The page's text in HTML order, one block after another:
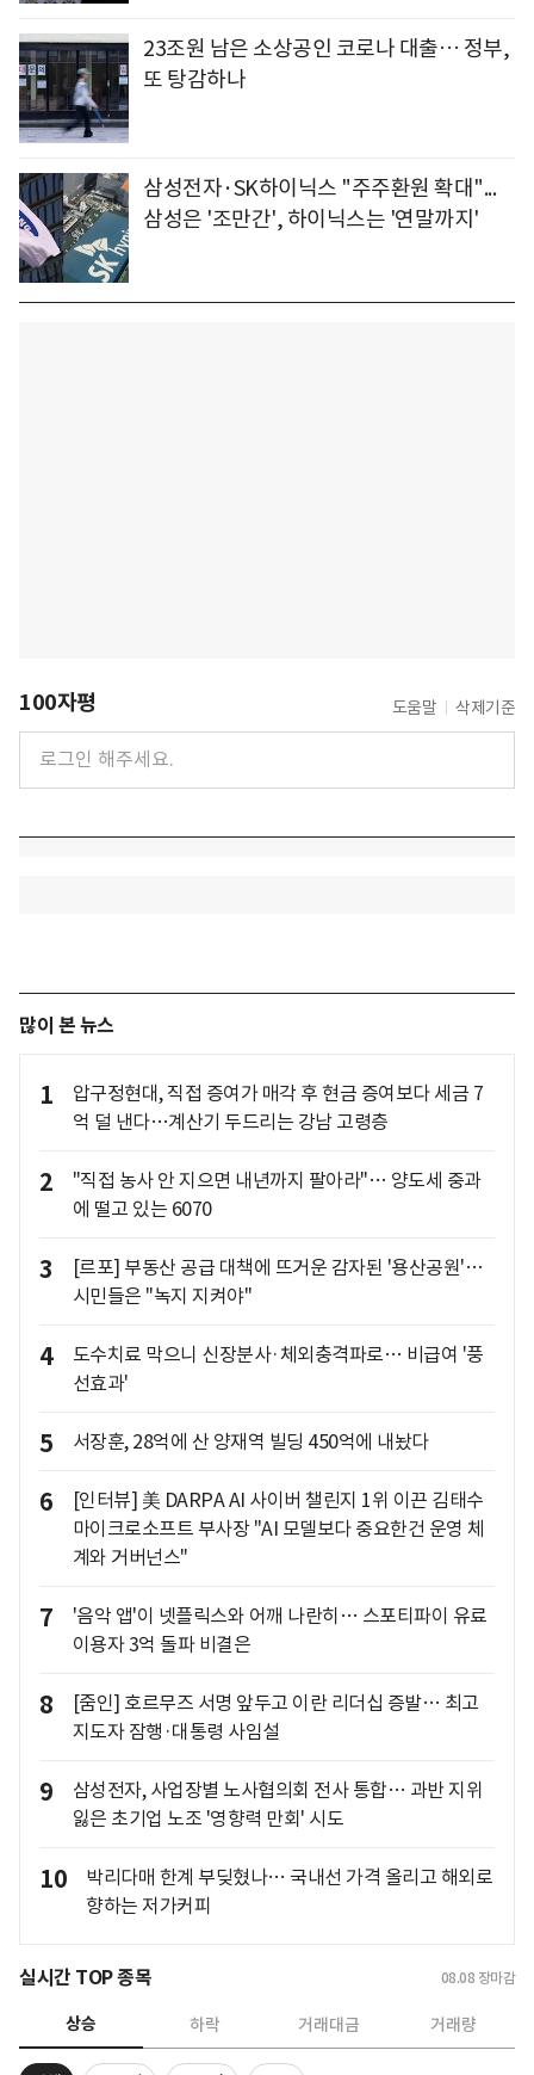
23조원 남은 소상공인 코로나 대출… 정부,
또 탕감하나
삼성전자·SK하이닉스 "주주환원 확대"...
삼성은 '조만간', 하이닉스는 '연말까지'
100자평 도움말 삭제기준
많이 본 뉴스
1
압구정현대, 직접 증여가 매각 후 현금 증여보다 세금 7
억 덜 낸다…계산기 두드리는 강남 고령층
2
"직접 농사 안 지으면 내년까지 팔아라"… 양도세 중과
에 떨고 있는 6070
3
[르포] 부동산 공급 대책에 뜨거운 감자된 '용산공원'…
시민들은 "녹지 지켜야"
4
도수치료 막으니 신장분사·체외충격파로… 비급여 '풍
선효과'
5 서장훈, 28억에 산 양재역 빌딩 450억에 내놨다
6
[인터뷰] 美 DARPA AI 사이버 챌린지 1위 이끈 김태수
마이크로소프트 부사장 "AI 모델보다 중요한건 운영 체
계와 거버넌스"
7
'음악 앱'이 넷플릭스와 어깨 나란히… 스포티파이 유료
이용자 3억 돌파 비결은
8
[줌인] 호르무즈 서명 앞두고 이란 리더십 증발… 최고
지도자 잠행·대통령 사임설
9
삼성전자, 사업장별 노사협의회 전사 통합… 과반 지위
잃은 초기업 노조 '영향력 만회' 시도
10
박리다매 한계 부딪혔나… 국내선 가격 올리고 해외로
향하는 저가커피
실시간 TOP 종목 08.08 장마감
상승 하락 거래대금 거래량